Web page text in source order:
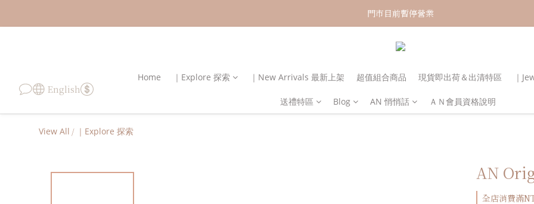
新加入會員！即享有NT150購物金
門市目前暫停營業
新加入會員！即享有NT150購物金
English
Home ｜Explore 探索 ｜New Arrivals 最新上架 超值組合商品 現貨即出荷＆出清特區 ｜
送禮特區 Blog AN 悄悄話 ＡＮ會員資格說明
View All / ｜Explore 探索
AN
全店消費滿